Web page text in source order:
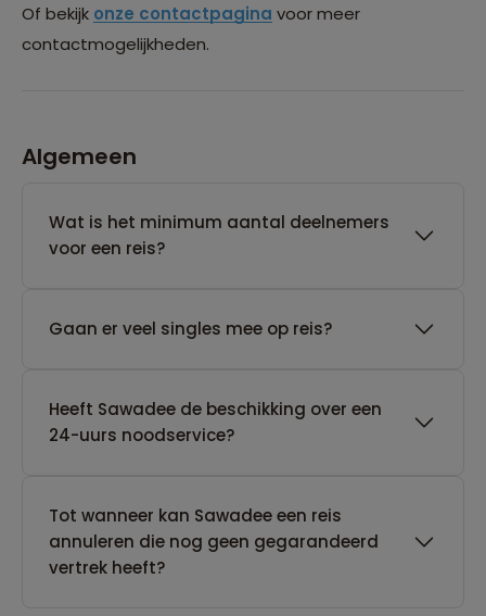
Of bekijk onze contactpagina voor meer
contactmogelijkheden.
Algemeen
Wat is het minimum aantal deelnemers
voor een reis?
Gaan er veel singles mee op reis?
Heeft Sawadee de beschikking over een
24-uurs noodservice?
Tot wanneer kan Sawadee een reis
annuleren die nog geen gegarandeerd
vertrek heeft?